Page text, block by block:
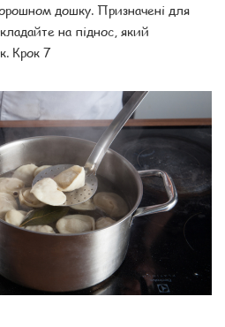
дошку. Призначені для
на піднос, який
Крок 7